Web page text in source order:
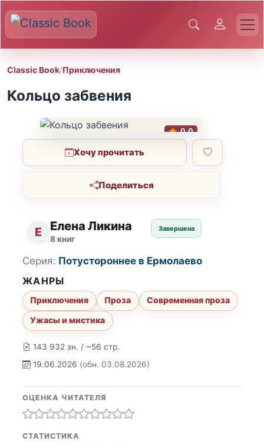
Classic Book/Приключения
Кольцо забвения
0.0
Хочу прочитать
Поделиться
Е Елена Ликина
8 книг
Завершена
143 932 зн. / ~56 стр.
19.06.2026 (обн. 03.08.2026)
Серия: Потустороннее в Ермолаево
ЖАНРЫ
Приключения Проза
Современная проза
Ужасы и мистика
ОЦЕНКА ЧИТАТЕЛЯ
СТАТИСТИКА